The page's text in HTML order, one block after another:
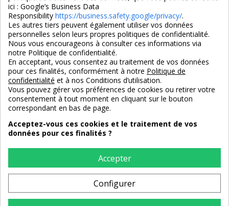
4,7/5
3X SANS FRAIS
100% sécurisé
PAIEMENT 100% SÉCURISÉ
par CB / Amex / Virement
LIVRAISON 12/18 JOURS
depuis 2008
RETOURS
ici : Google’s Business Data
Responsibility https://business.safety.google/privacy/.
Les autres tiers peuvent également utiliser vos données
personnelles selon leurs propres politiques de confidentialité.
Nous vous encourageons à consulter ces informations via
notre Politique de confidentialité.
En acceptant, vous consentez au traitement de vos données
pour ces finalités, conformément à notre Politique de
confidentialité et à nos Conditions d’utilisation.
Vous pouvez gérer vos préférences de cookies ou retirer votre
consentement à tout moment en cliquant sur le bouton
correspondant en bas de page.
Acceptez-vous ces cookies et le traitement de vos
données pour ces finalités ?
Accepter
Configurer